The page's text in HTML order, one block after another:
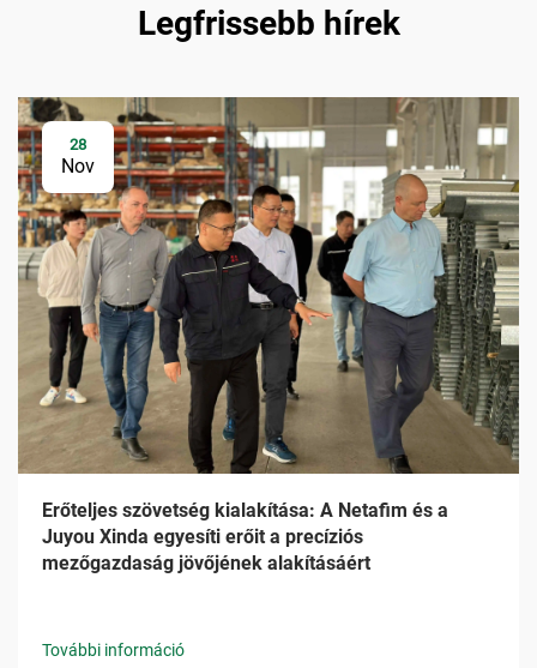
Legfrissebb hírek
28
Nov
Erőteljes szövetség kialakítása: A Netafim és a
Juyou Xinda egyesíti erőit a precíziós
mezőgazdaság jövőjének alakításáért
További információ